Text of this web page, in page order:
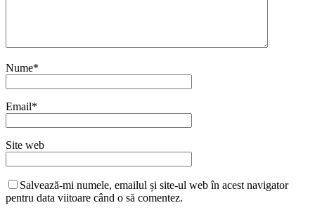
Nume*
Email*
Site web
Salvează-mi numele, emailul și site-ul web în acest navigator
pentru data viitoare când o să comentez.